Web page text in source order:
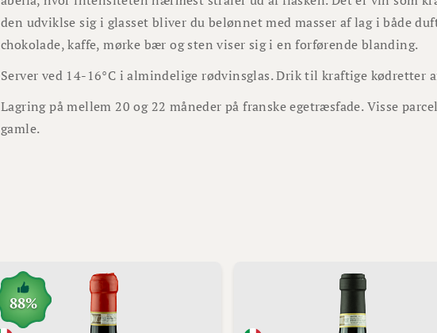
den udviklse sig i glasset bliver du belønnet med masser af lag i både
chokolade, kaffe, mørke bær og sten viser sig i en forførende blanding.
Server ved 14-16°C i almindelige rødvinsglas. Drik til kraftige kødretter
Lagring på mellem 20 og 22 måneder på franske egetræsfade. Visse
gamle.
88%